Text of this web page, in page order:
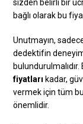
sizden belirli bir
bağlı olarak bu
Unutmayın,
dedektifin
fiyatları kadar,
vermek için tüm
önemlidir.